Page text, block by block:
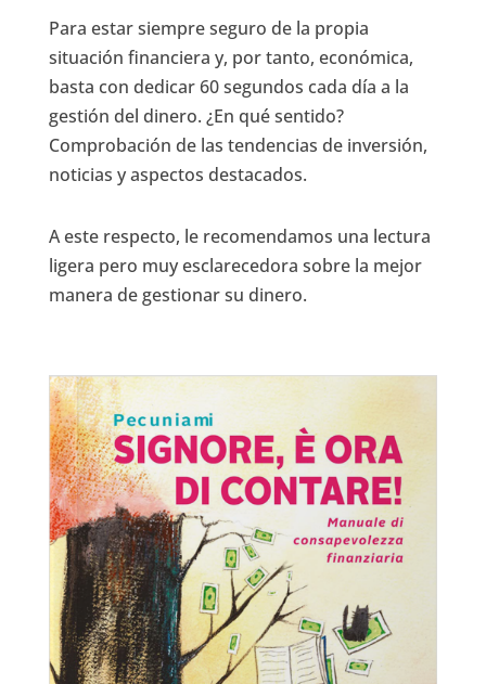
Para estar siempre seguro de la propia
situación financiera y, por tanto, económica,
basta con dedicar 60 segundos cada día a la
gestión del dinero. ¿En qué sentido?
Comprobación de las tendencias de inversión,
noticias y aspectos destacados.
A este respecto, le recomendamos una lectura
ligera pero muy esclarecedora sobre la mejor
manera de gestionar su dinero.